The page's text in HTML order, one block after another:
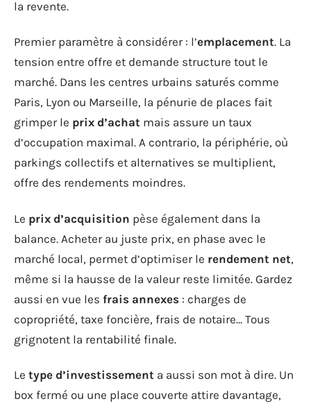
la revente.
Premier paramètre à considérer : l’emplacement. La
tension entre offre et demande structure tout le
marché. Dans les centres urbains saturés comme
Paris, Lyon ou Marseille, la pénurie de places fait
grimper le prix d’achat mais assure un taux
d’occupation maximal. A contrario, la périphérie, où
parkings collectifs et alternatives se multiplient,
offre des rendements moindres.
Le prix d’acquisition pèse également dans la
balance. Acheter au juste prix, en phase avec le
marché local, permet d’optimiser le rendement net,
même si la hausse de la valeur reste limitée. Gardez
aussi en vue les frais annexes : charges de
copropriété, taxe foncière, frais de notaire… Tous
grignotent la rentabilité finale.
Le type d’investissement a aussi son mot à dire. Un
box fermé ou une place couverte attire davantage,